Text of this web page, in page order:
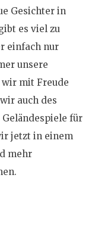
Gesichter in
es viel zu
einfach nur
unsere
mit Freude
auch des
für
jetzt in einem
mehr